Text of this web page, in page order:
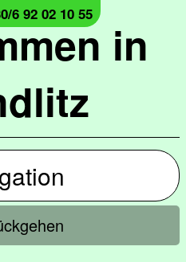
in
6 92 02 10 55